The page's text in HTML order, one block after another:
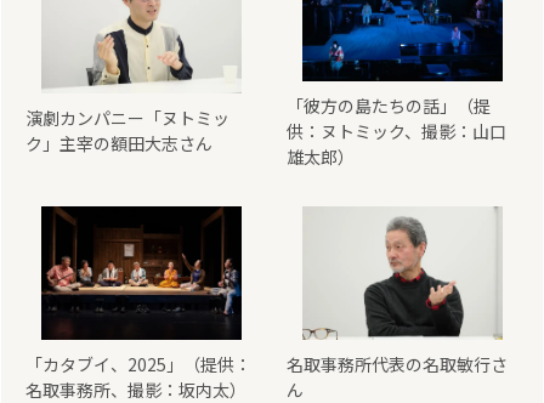
演劇カンパニー「ヌトミッ
ク」主宰の額田大志さん
「彼方の島たちの話」（提
供：ヌトミック、撮影：山口
雄太郎）
「カタブイ、2025」（提供：
名取事務所、撮影：坂内太）
名取事務所代表の名取敏行さ
ん